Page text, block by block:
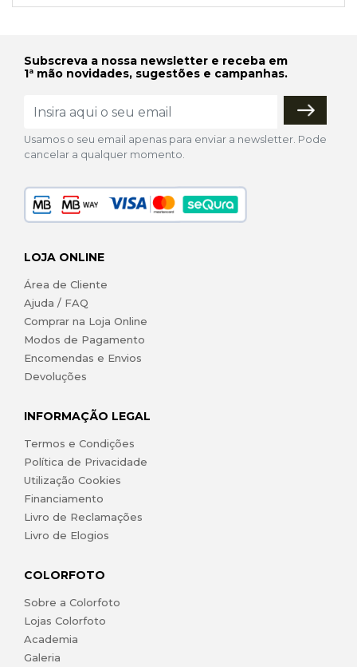
Subscreva a nossa newsletter e receba em
1ª mão novidades, sugestões e campanhas.
Usamos o seu email apenas para enviar a newsletter. Pode
cancelar a qualquer momento.
LOJA ONLINE
Área de Cliente
Ajuda / FAQ
Comprar na Loja Online
Modos de Pagamento
Encomendas e Envios
Devoluções
INFORMAÇÃO LEGAL
Termos e Condições
Política de Privacidade
Utilização Cookies
Financiamento
Livro de Reclamações
Livro de Elogios
COLORFOTO
Sobre a Colorfoto
Lojas Colorfoto
Academia
Galeria